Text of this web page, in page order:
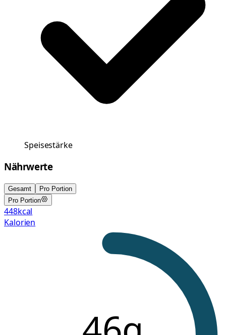
Speisestärke
Nährwerte
Gesamt
Pro Portion
Pro Portion
448kcal
Kalorien